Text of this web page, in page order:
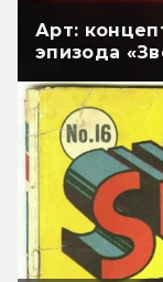
Арт:
эпизода